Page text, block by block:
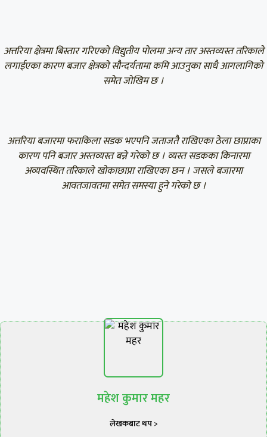
अत्तरिया क्षेत्रमा बिस्तार गरिएको विद्युतीय पोलमा अन्य तार अस्तव्यस्त तरिकाले
लगाईएका कारण बजार क्षेत्रको सौन्दर्यतामा कमि आउनुका साथै आगलागिको
समेत जोखिम छ ।
अत्तरिया बजारमा फराकिला सडक भएपनि जताजतै राखिएका ठेला छाप्राका
कारण पनि बजार अस्तव्यस्त बन्ने गरेको छ । व्यस्त सडकका किनारमा
अव्यवस्थित तरिकाले खोकाछाप्रा राखिएका छन । जसले बजारमा
आवतजावतमा समेत समस्या हुने गरेको छ ।
महेश कुमार महर
लेखकबाट थप >